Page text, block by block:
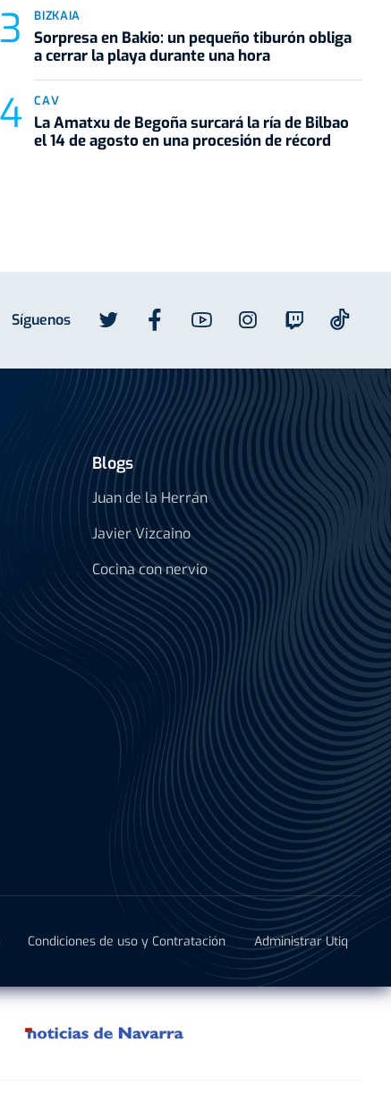
BIZKAIA
Sorpresa en Bakio: un pequeño tiburón obliga
a cerrar la playa durante una hora
CAV
La Amatxu de Begoña surcará la ría de Bilbao
el 14 de agosto en una procesión de récord
Síguenos
Blogs
Juan de la Herrán
Javier Vizcaino
Cocina con nervio
Condiciones de uso y Contratación Administrar Utiq